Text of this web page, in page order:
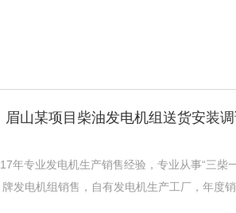
眉山某项目柴油发电机组送货安装
17年专业发电机生产销售经验，专业从事“三柴
牌发电机组销售，自有发电机生产工厂，年度销